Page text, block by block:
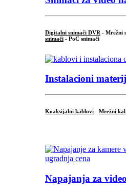
Digitalni snimači DVR - Mrežni
snimači - PoC snimači
Instalacioni
Koaksijalni kablovi - Mrežni
Napajanja za